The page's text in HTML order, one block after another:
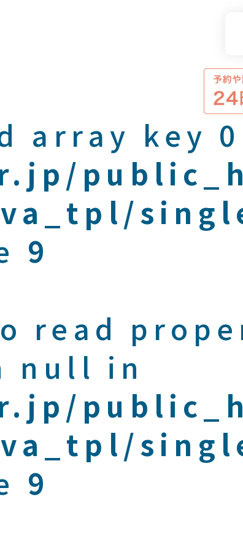
array key
9
read
null in
9